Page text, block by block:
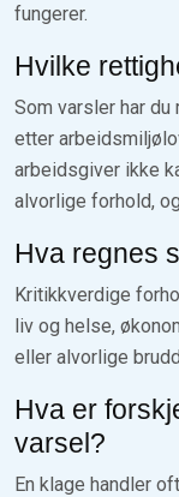
fungerer.
Hvilke
Som varsler har
etter
arbeidsgiver ikke
alvorlige forhold,
Hva regnes
Kritikkverdige
liv og helse,
eller alvorlige
Hva er
varsel?
En klage handler